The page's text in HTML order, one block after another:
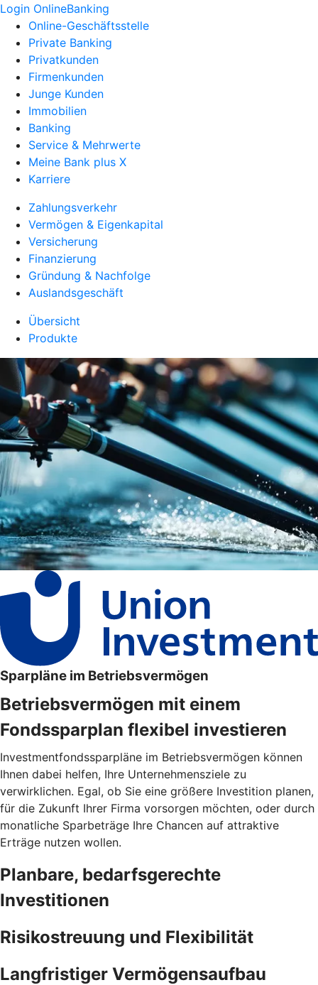
Login OnlineBanking
Online-Geschäftsstelle
Private Banking
Privatkunden
Firmenkunden
Junge Kunden
Immobilien
Banking
Service & Mehrwerte
Meine Bank plus X
Karriere
Zahlungsverkehr
Vermögen & Eigenkapital
Versicherung
Finanzierung
Gründung & Nachfolge
Auslandsgeschäft
Übersicht
Produkte
Sparpläne im Betriebsvermögen
Betriebsvermögen mit einem
Fondssparplan flexibel investieren
Investmentfondssparpläne im Betriebsvermögen können
Ihnen dabei helfen, Ihre Unternehmensziele zu
verwirklichen. Egal, ob Sie eine größere Investition planen,
für die Zukunft Ihrer Firma vorsorgen möchten, oder durch
monatliche Sparbeträge Ihre Chancen auf attraktive
Erträge nutzen wollen.
Planbare, bedarfsgerechte
Investitionen
Risikostreuung und Flexibilität
Langfristiger Vermögensaufbau